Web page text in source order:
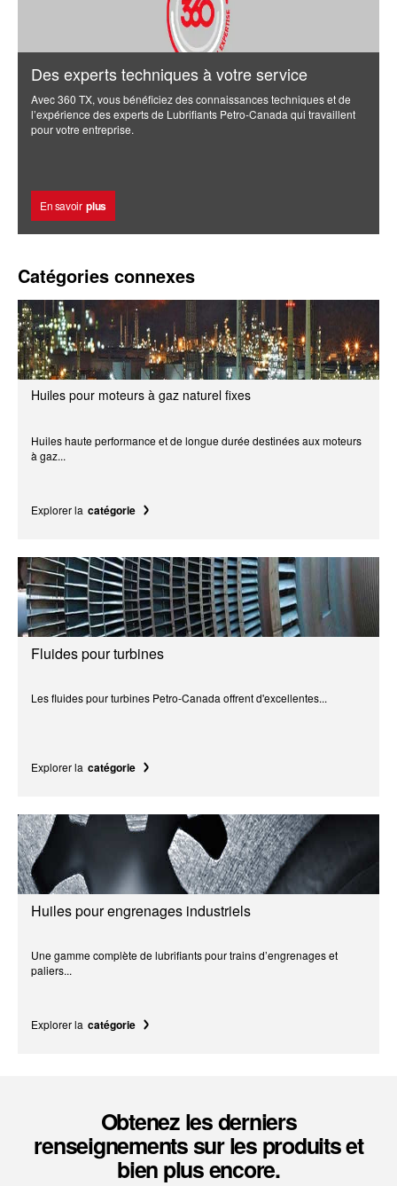
Des experts techniques à votre service
Avec 360 TX, vous bénéficiez des connaissances techniques et de
l’expérience des experts de Lubrifiants Petro-Canada qui travaillent
pour votre entreprise.
En savoir plus
Catégories connexes
Huiles pour moteurs à gaz naturel fixes
Huiles haute performance et de longue durée destinées aux moteurs
à gaz...
Explorer la catégorie
Fluides pour turbines
Les fluides pour turbines Petro-Canada offrent d'excellentes...
Explorer la catégorie
Huiles pour engrenages industriels
Une gamme complète de lubrifiants pour trains d’engrenages et
paliers...
Explorer la catégorie
Obtenez les derniers
renseignements sur les produits et
bien plus encore.